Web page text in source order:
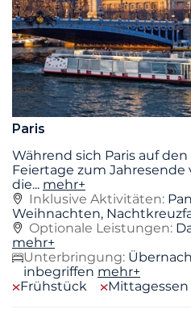
Paris
Während sich Paris auf
Feiertage zum
die... mehr+
Inklusive Aktivitäten:
Weihnachten,
Optionale Leistungen:
mehr+
Unterbringung:
inbegriffen mehr+
Frühstück
Mittagessen